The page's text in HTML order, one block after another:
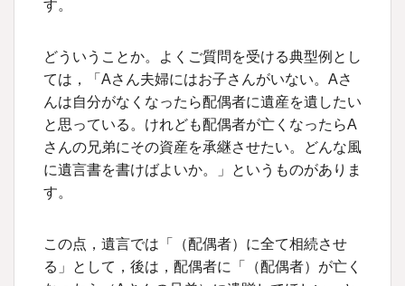
す。
どういうことか。よくご質問を受ける典型例とし
ては，「Aさん夫婦にはお子さんがいない。Aさ
んは自分がなくなったら配偶者に遺産を遺したい
と思っている。けれども配偶者が亡くなったらA
さんの兄弟にその資産を承継させたい。どんな風
に遺言書を書けばよいか。」というものがありま
す。
この点，遺言では「（配偶者）に全て相続させ
る」として，後は，配偶者に「（配偶者）が亡く